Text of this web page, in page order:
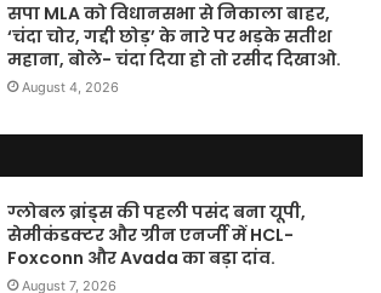
सपा MLA को विधानसभा से निकाला बाहर,
‘चंदा चोर, गद्दी छोड़’ के नारे पर भड़के सतीश
महाना, बोले- चंदा दिया हो तो रसीद दिखाओ.
August 4, 2026
ग्लोबल ब्रांड्स की पहली पसंद बना यूपी,
सेमीकंडक्टर और ग्रीन एनर्जी में HCL-
Foxconn और Avada का बड़ा दांव.
August 7, 2026